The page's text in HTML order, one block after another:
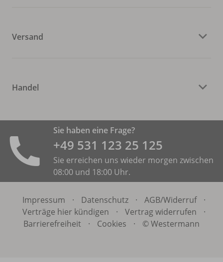
Versand
Handel
Sie haben eine Frage?
+49 531 ­123 25 125
Sie erreichen uns wieder morgen zwischen
08:00 und 18:00 Uhr.
Impressum · Datenschutz · AGB/Widerruf
·
Verträge hier kündigen
· Vertrag widerrufen
·
Barrierefreiheit
· Cookies · © Westermann